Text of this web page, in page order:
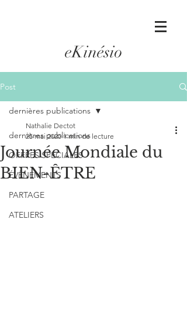
eKinésio
Post
dernières publications
OFFRES SPÉCIALES
ÉVÊNEMENTS
PARTAGE
ATELIERS
dernières publications
Journée Mondiale du
BIEN-ÊTRE
Nathalie Dectot
25 mai 2020 1 min de lecture